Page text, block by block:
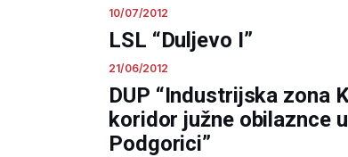
10/07/2012
LSL “Duljevo I”
21/06/2012
DUP “Industrijska zona
koridor južne obilaznce u
Podgorici”